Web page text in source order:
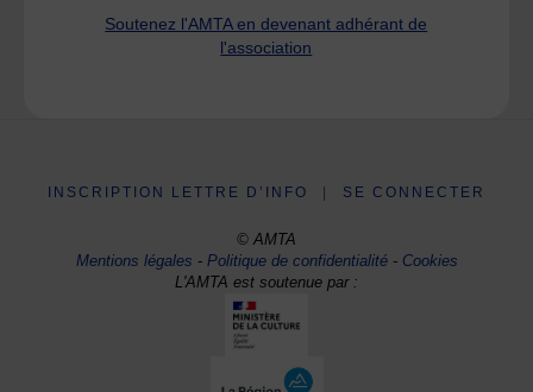
Soutenez l'AMTA en devenant adhérant de
l'association
INSCRIPTION LETTRE D’INFO SE CONNECTER
© AMTA
Mentions légales -Politique de confidentialité- Cookies
L'AMTA est soutenue par :